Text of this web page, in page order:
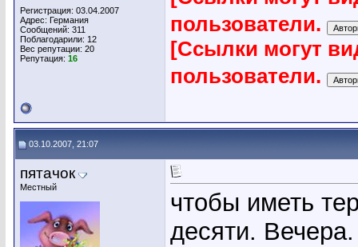
Регистрация: 03.04.2007
Адрес: Германия
Сообщений: 311
Поблагодарили: 12
Вес репутации: 20
Репутация: 16
пользователи.
[Ссылки могут
пользователи.
03.10.2007, 21:07
пятачок
Местный
чтобы иметь
десяти. Вечера.